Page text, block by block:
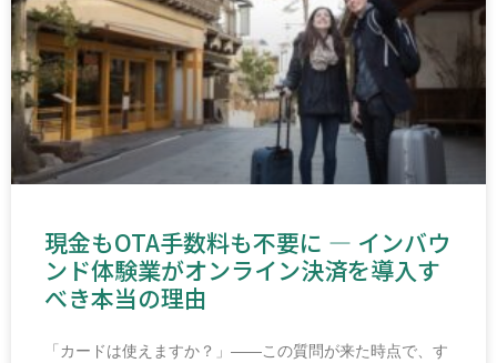
現金もOTA手数料も不要に ― インバウ
ンド体験業がオンライン決済を導入す
べき本当の理由
「カードは使えますか？」――この質問が来た時点で、す